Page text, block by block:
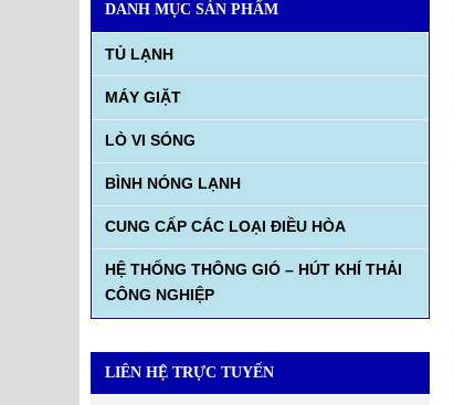
DANH MỤC SẢN PHẨM
TỦ LẠNH
MÁY GIẶT
LÒ VI SÓNG
BÌNH NÓNG LẠNH
CUNG CẤP CÁC LOẠI ĐIỀU HÒA
HỆ THỐNG THÔNG GIÓ – HÚT KHÍ THẢI
CÔNG NGHIỆP
LIÊN HỆ TRỰC TUYẾN